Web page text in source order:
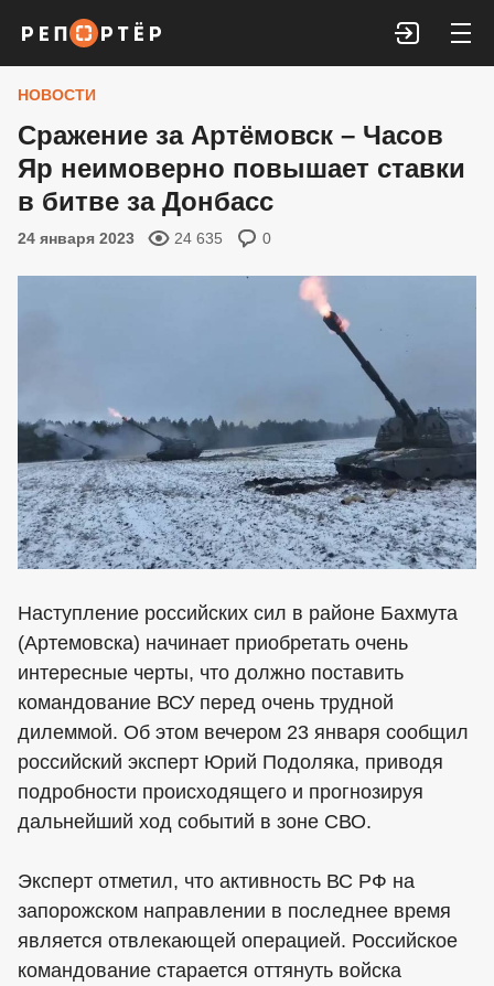
Войти
НОВОСТИ
Сражение за Артёмовск – Часов
Яр неимоверно повышает ставки
в битве за Донбасс
24 января 2023 24 635 0
Наступление российских сил в районе Бахмута
(Артемовска) начинает приобретать очень
интересные черты, что должно поставить
командование ВСУ перед очень трудной
дилеммой. Об этом вечером 23 января сообщил
российский эксперт Юрий Подоляка, приводя
подробности происходящего и прогнозируя
дальнейший ход событий в зоне СВО.
Эксперт отметил, что активность ВС РФ на
запорожском направлении в последнее время
является отвлекающей операцией. Российское
командование старается оттянуть войска